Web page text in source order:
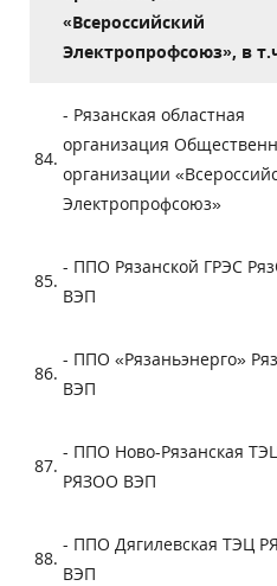
«Всероссийский
Электропрофсоюз», в
84.
- Рязанская областная
организация
организации
Электропрофсоюз»
85.
- ППО Рязанской ГРЭС
ВЭП
86.
- ППО «Рязаньэнерго»
ВЭП
87.
- ППО Ново-Рязанская
РЯЗОО ВЭП
88.
- ППО Дягилевская ТЭЦ
ВЭП